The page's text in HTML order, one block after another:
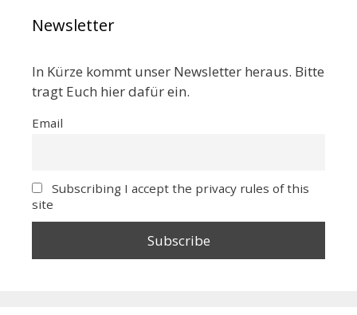
Newsletter
In Kürze kommt unser Newsletter heraus. Bitte
tragt Euch hier dafür ein.
Email
Subscribing I accept the privacy rules of this
site